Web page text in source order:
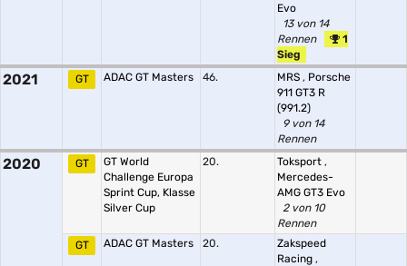
Evo
13 von 14
Rennen
1
Sieg
2021 GT ADAC GT Masters 46. MRS , Porsche
911 GT3 R
(991.2)
9 von 14
Rennen
2020 GT
GT World
Challenge Europa
Sprint Cup, Klasse
Silver Cup
20. Toksport ,
Mercedes-
AMG GT3 Evo
2 von 10
Rennen
GT
ADAC GT Masters 20.
Zakspeed
Racing ,